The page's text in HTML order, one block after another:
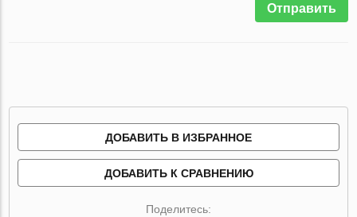
Отправить
ДОБАВИТЬ В ИЗБРАННОЕ
ДОБАВИТЬ К СРАВНЕНИЮ
Поделитесь: